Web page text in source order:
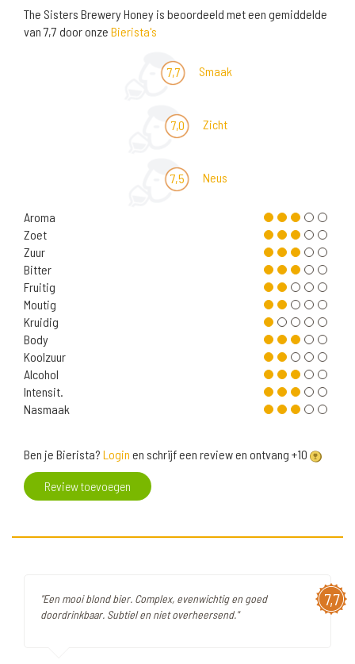
The Sisters Brewery Honey is beoordeeld met een gemiddelde
van 7,7 door onze Bierista's
7,7 Smaak
7,0 Zicht
7,5 Neus
Aroma
Zoet
Zuur
Bitter
Fruitig
Moutig
Kruidig
Body
Koolzuur
Alcohol
Intensit.
Nasmaak
Ben je Bierista? Login en schrijf een review en ontvang +10
Review toevoegen
7,7
"Een mooi blond bier. Complex, evenwichtig en goed
doordrinkbaar. Subtiel en niet overheersend."